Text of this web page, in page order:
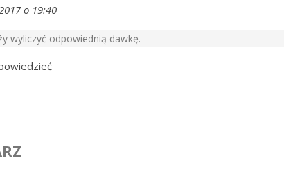
o 19:40
wyliczyć odpowiednią dawkę.